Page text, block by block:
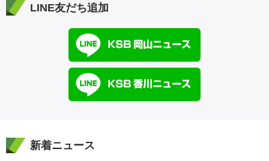
LINE友だち追加
新着ニュース